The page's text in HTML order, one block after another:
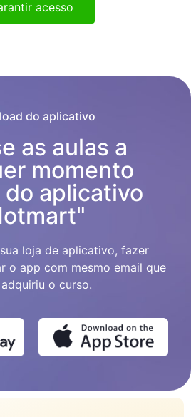
acesso
do aplicativo
as aulas a
momento
do aplicativo
loja de aplicativo, fazer
o app com mesmo email que
o curso.